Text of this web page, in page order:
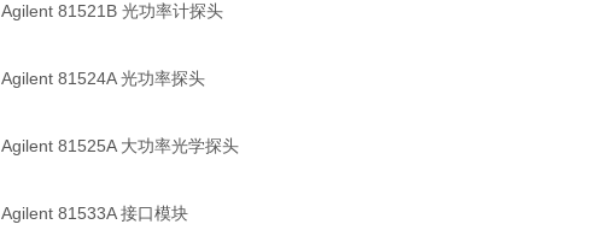
Agilent 81521B 光功率计探头
Agilent 81524A 光功率探头
Agilent 81525A 大功率光学探头
Agilent 81533A 接口模块